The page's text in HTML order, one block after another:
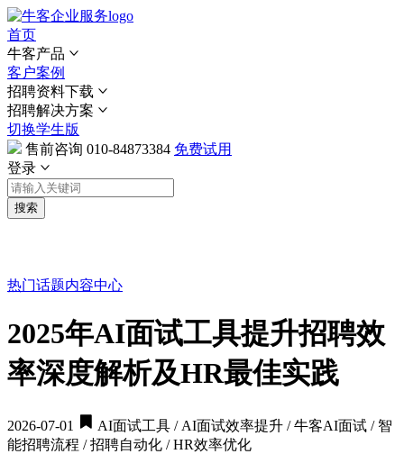
首页
牛客产品
客户案例
招聘资料下载
招聘解决方案
切换学生版
售前咨询 010-84873384 免费试用
登录
搜索
热门话题内容中心
2025年AI面试工具提升招聘效
率深度解析及HR最佳实践
2026-07-01
AI面试工具 / AI面试效率提升 / 牛客AI面试 / 智
能招聘流程 / 招聘自动化 / HR效率优化